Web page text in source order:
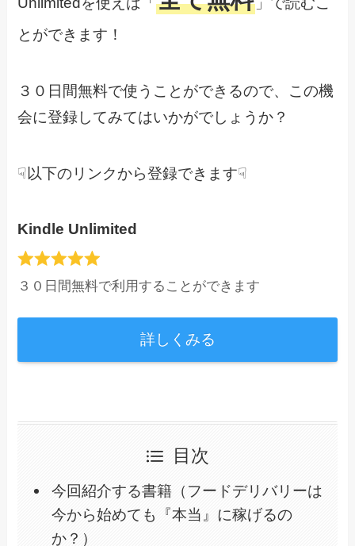
とができます！
３０日間無料で使うことができるので、この機
会に登録してみてはいかがでしょうか？
☟以下のリンクから登録できます☟
Kindle Unlimited
３０日間無料で利用することができます
詳しくみる
目次
今回紹介する書籍（フードデリバリーは
今から始めても『本当』に稼げるの
か？）